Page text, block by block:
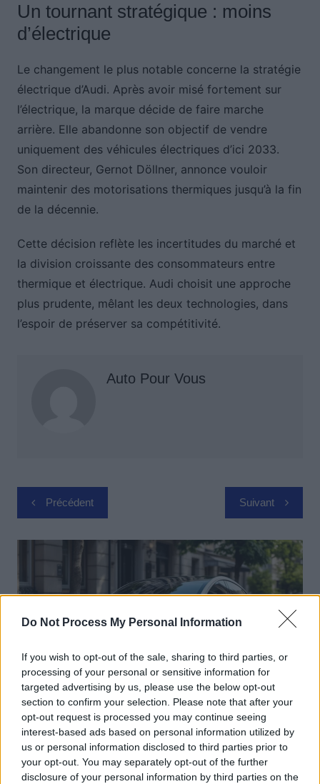
Do Not Process My Personal Information
If you wish to opt-out of the sale, sharing to third parties, or
processing of your personal or sensitive information for
targeted advertising by us, please use the below opt-out
section to confirm your selection. Please note that after your
opt-out request is processed you may continue seeing
interest-based ads based on personal information utilized by
us or personal information disclosed to third parties prior to
your opt-out. You may separately opt-out of the further
disclosure of your personal information by third parties on the
Un tournant stratégique : moins
d’électrique
Le changement le plus notable concerne la stratégie
électrique d’Audi. Après avoir misé fortement sur
l’électrique, la marque décide de faire marche
arrière. Elle abandonne son objectif de vendre
uniquement des véhicules électriques d’ici 2033.
Son directeur, Gernot Döllner, annonce vouloir
maintenir des motorisations thermiques jusqu’à la fin
de la décennie.
Cette décision reflète les incertitudes du marché et
la division croissante des consommateurs entre
thermique et électrique. Audi choisit une approche
plus prudente, mêlant les deux technologies, dans
l’espoir de préserver sa compétitivité.
Auto Pour Vous
Navigation
de
l’article
Précédent Suivant
Actus Info
Elon Musk nuirait gravement à Tesla
selon une étude européenne